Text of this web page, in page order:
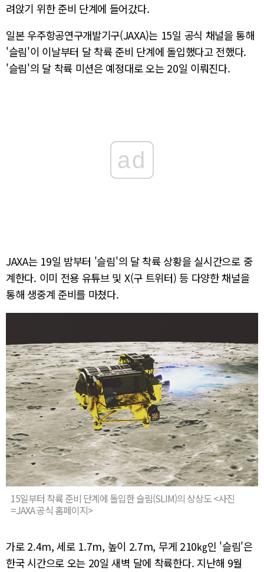
려앉기 위한 준비 단계에 들어갔다.
일본 우주항공연구개발기구(JAXA)는 15일 공식 채널을 통해
'슬림'이 이날부터 달 착륙 준비 단계에 돌입했다고 전했다.
'슬림'의 달 착륙 미션은 예정대로 오는 20일 이뤄진다.
ad
JAXA는 19일 밤부터 '슬림'의 달 착륙 상황을 실시간으로 중
계한다. 이미 전용 유튜브 및 X(구 트위터) 등 다양한 채널을
통해 생중계 준비를 마쳤다.
15일부터 착륙 준비 단계에 돌입한 슬림(SLIM)의 상상도 <사진
=JAXA 공식 홈페이지>
가로 2.4m, 세로 1.7m, 높이 2.7m, 무게 210㎏인 '슬림'은
한국 시간으로 오는 20일 새벽 달에 착륙한다. 지난해 9월